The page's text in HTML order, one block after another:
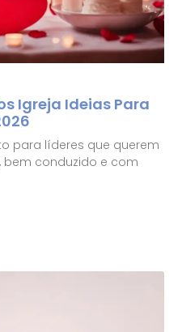
Igreja Ideias Para
para líderes que querem
bem conduzido e com